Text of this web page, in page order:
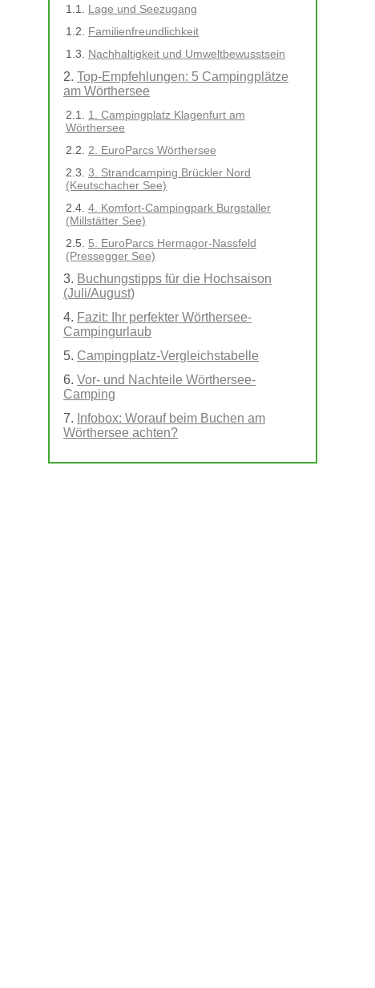
Lage und Seezugang
Familienfreundlichkeit
Nachhaltigkeit und Umweltbewusstsein
Top-Empfehlungen: 5 Campingplätze
am Wörthersee
1. Campingplatz Klagenfurt am
Wörthersee
2. EuroParcs Wörthersee
3. Strandcamping Brückler Nord
(Keutschacher See)
4. Komfort-Campingpark Burgstaller
(Millstätter See)
5. EuroParcs Hermagor-Nassfeld
(Pressegger See)
Buchungstipps für die Hochsaison
(Juli/August)
Fazit: Ihr perfekter Wörthersee-
Campingurlaub
Campingplatz-Vergleichstabelle
Vor- und Nachteile Wörthersee-
Camping
Infobox: Worauf beim Buchen am
Wörthersee achten?